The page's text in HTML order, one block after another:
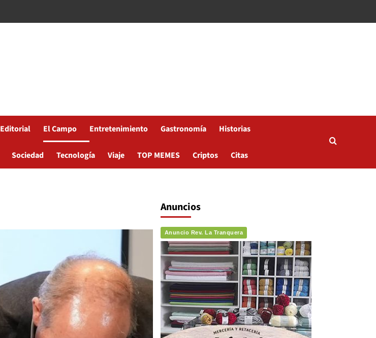
Editorial El Campo Entretenimiento Gastronomía Historias
Sociedad Tecnología Viaje TOP MEMES Criptos Citas
Anuncios
Anuncio Rev. La Tranquera